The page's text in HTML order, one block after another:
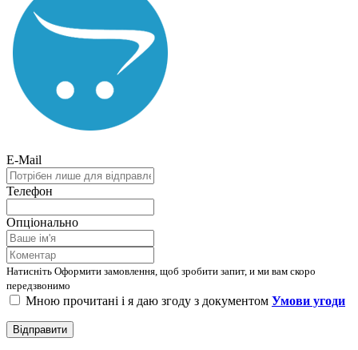
E-Mail
Телефон
Опціонально
Натисніть Оформити замовлення, щоб зробити запит, и ми вам скоро
передзвонимо
Мною прочитані і я даю згоду з документом Умови угоди
Відправити